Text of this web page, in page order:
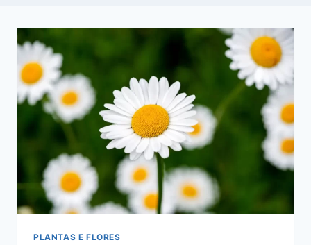
PLANTAS E FLORES